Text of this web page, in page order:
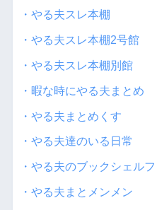
・やる夫スレ本棚
・やる夫スレ本棚2号館
・やる夫スレ本棚別館
・暇な時にやる夫まとめ
・やる夫まとめくす
・やる夫達のいる日常
・やる夫のブックシェルフ
・やる夫まとメンメン